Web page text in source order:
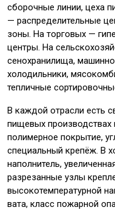
сборочные линии, цеха
— распределительные
зоны. На торговых —
центры. На
сенохранилища,
холодильники,
тепличные
В каждой отрасли есть
пищевых
полимерное покрытие,
специальный крепёж. В
наполнитель,
разрезанные узлы
высокотемпературной
вата, класс пожарной